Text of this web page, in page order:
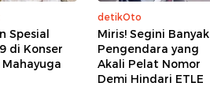
Spesial
di Konser
detikOto
Miris! Segini Banyak
Pengendara yang
Akali Pelat Nomor
Demi Hindari ETLE